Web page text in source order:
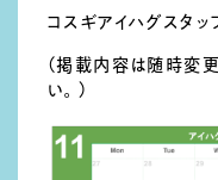
コスギアイハグスタッ
（掲載内容は随時変
い。）